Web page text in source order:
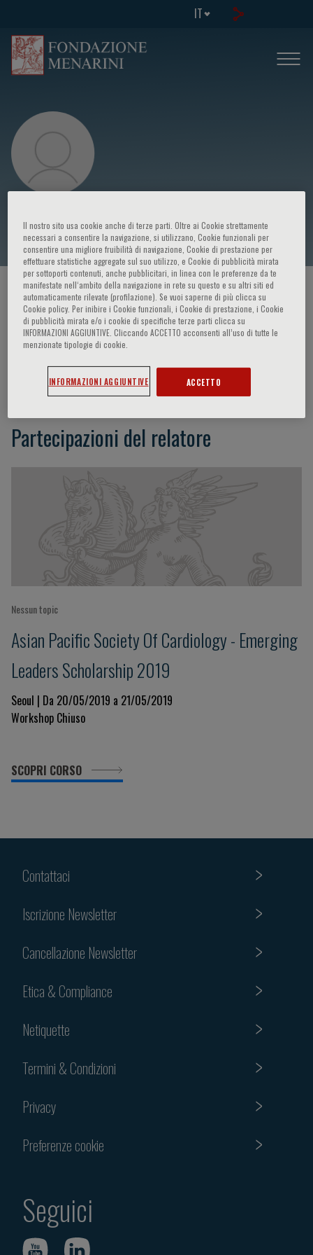
IT
Anne Wairagu
HOME PAGE / CORSI ED EVENTI / RELATORE
Anne Wairagu
Partecipazioni del relatore
Nessun topic
Asian Pacific Society Of Cardiology - Emerging
Leaders Scholarship 2019
Seoul | Da 20/05/2019 a 21/05/2019
Workshop Chiuso
SCOPRI CORSO
Contattaci
Iscrizione Newsletter
Cancellazione Newsletter
Etica & Compliance
Netiquette
Termini & Condizioni
Privacy
Preferenze cookie
Seguici
Il nostro sito usa cookie anche di terze parti. Oltre ai Cookie strettamente
necessari a consentire la navigazione, si utilizzano, Cookie funzionali per
consentire una migliore fruibilità di navigazione, Cookie di prestazione per
effettuare statistiche aggregate sul suo utilizzo, e Cookie di pubblicità mirata
per sottoporti contenuti, anche pubblicitari, in linea con le preferenze da te
manifestate nell‘ambito della navigazione in rete su questo e su altri siti ed
automaticamente rilevate (profilazione). Se vuoi saperne di più clicca su
Cookie policy. Per inibire i Cookie funzionali, i Cookie di prestazione, i Cookie
di pubblicità mirata e/o i cookie di specifiche terze parti clicca su
INFORMAZIONI AGGIUNTIVE. Cliccando ACCETTO acconsenti all’uso di tutte le
menzionate tipologie di cookie.
INFORMAZIONI AGGIUNTIVE ACCETTO